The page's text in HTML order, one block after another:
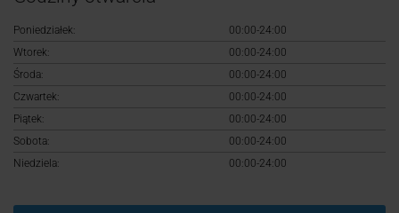
Poniedziałek:
00:00-24:00
Wtorek:
00:00-24:00
Środa:
00:00-24:00
Czwartek:
00:00-24:00
Piątek:
00:00-24:00
Sobota:
00:00-24:00
Niedziela:
00:00-24:00